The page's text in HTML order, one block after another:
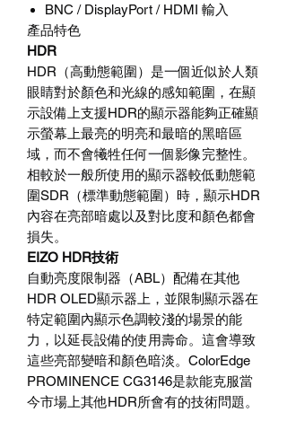
BNC / DisplayPort / HDMI 輸入
產品特色
HDR
HDR（高動態範圍）是一個近似於人類
眼睛對於顏色和光線的感知範圍，在顯
示設備上支援HDR的顯示器能夠正確顯
示螢幕上最亮的明亮和最暗的黑暗區
域，而不會犧牲任何一個影像完整性。
相較於一般所使用的顯示器較低動態範
圍SDR（標準動態範圍）時，顯示HDR
內容在亮部暗處以及對比度和顏色都會
損失。
EIZO HDR技術
自動亮度限制器（ABL）配備在其他
HDR OLED顯示器上，並限制顯示器在
特定範圍內顯示色調較淺的場景的能
力，以延長設備的使用壽命。這會導致
這些亮部變暗和顏色暗淡。ColorEdge
PROMINENCE CG3146是款能克服當
今市場上其他HDR所會有的技術問題。